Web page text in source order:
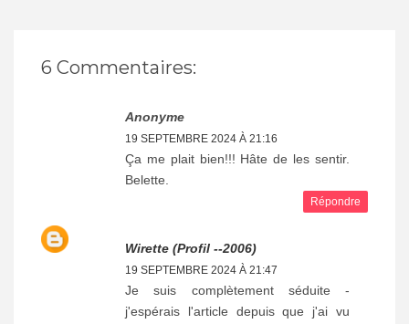
6 Commentaires:
Anonyme
19 SEPTEMBRE 2024 À 21:16
Ça me plait bien!!! Hâte de les sentir.
Belette.
Répondre
Wirette (profil --2006)
19 SEPTEMBRE 2024 À 21:47
Je suis complètement séduite -
j'espérais l'article depuis que j'ai vu